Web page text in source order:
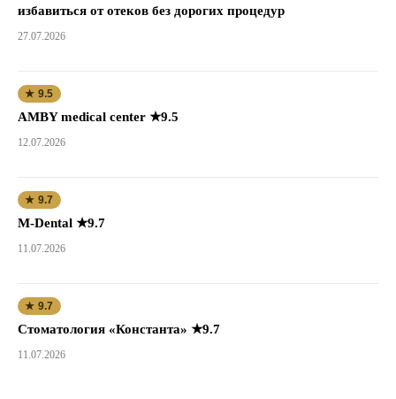
избавиться от отеков без дорогих процедур
27.07.2026
★ 9.5
AMBY medical center ★9.5
12.07.2026
★ 9.7
M-Dental ★9.7
11.07.2026
★ 9.7
Стоматология «Константа» ★9.7
11.07.2026